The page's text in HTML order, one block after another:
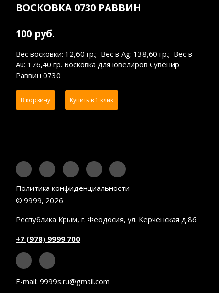
ВОСКОВКА 0730 РАВВИН
100 руб.
Вес восковки: 12,60 гр.; Вес в Ag: 138,60 гр.; Вес в
Au: 176,40 гр. Восковка для ювелиров Сувенир
Раввин 0730
В корзину Купить в 1 клик
Политика конфиденциальности
© 9999, 2026
Республика Крым, г. Феодосия, ул. Керченская д.86
+7 (978) 9999 700
E-mail: 9999s.ru@gmail.com